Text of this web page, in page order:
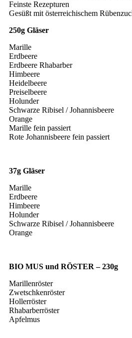
Feinste Rezepturen
Gesüßt mit österreichischem
250g Gläser
Marille
Erdbeere
Erdbeere Rhabarber
Himbeere
Heidelbeere
Preiselbeere
Holunder
Schwarze Ribisel / Johannisbeere
Orange
Marille fein passiert
Rote Johannisbeere fein passiert
37g Gläser
Marille
Erdbeere
Himbeere
Holunder
Schwarze Ribisel / Johannisbeere
Orange
BIO MUS und RÖSTER – 230g
Marillenröster
Zwetschkenröster
Hollerröster
Rhabarberröster
Apfelmus